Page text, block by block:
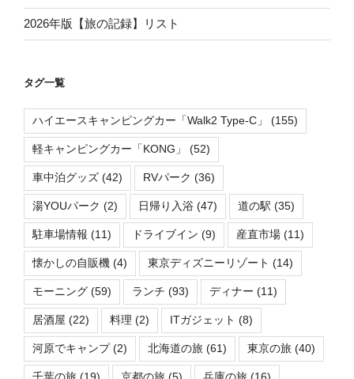
2026年版【旅の記録】リスト
タグ一覧
ハイエースキャンピングカー「Walk2 Type-C」 (155)
軽キャンピングカー「KONG」 (52)
車中泊グッズ (42) RVパーク (36)
湯YOUパーク (2) 日帰り入浴 (47) 道の駅 (35)
駐車場情報 (11) ドライブイン (9) 産直市場 (11)
懐かしの自販機 (4) 東京ディズニーリゾート (14)
モーニング (59) ランチ (93) ディナー (11)
居酒屋 (22) 料理 (2) ITガジェット (8)
河原でキャンプ(2) 北海道の旅 (61) 東京の旅 (40)